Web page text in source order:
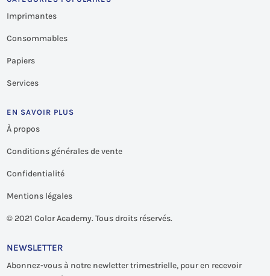
Imprimantes
Consommables
Papiers
Services
EN SAVOIR PLUS
À propos
Conditions générales de vente
Confidentialité
Mentions légales
© 2021 Color Academy. Tous droits réservés.
NEWSLETTER
Abonnez-vous à notre newletter trimestrielle, pour en recevoir